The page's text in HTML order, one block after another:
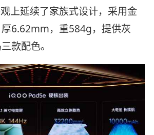
上延续了家族式设计，采用金
6.62mm，重584g，提供灰
款配色。